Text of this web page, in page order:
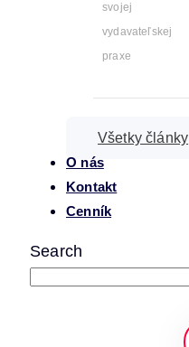
svojej
vydavateľskej
praxe
Všetky články
O nás
Kontakt
Cenník
Search